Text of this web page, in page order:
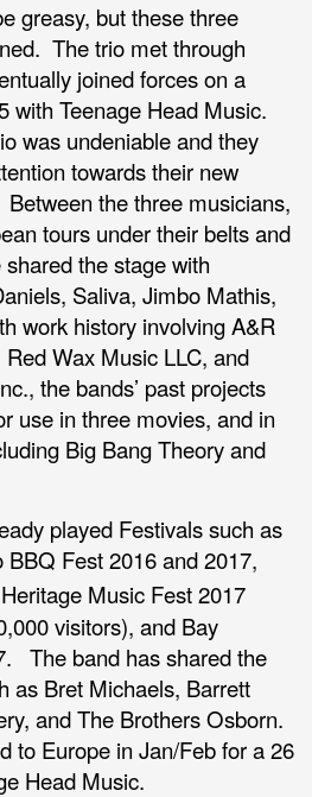
greasy, but these three
The trio met through
joined forces on a
with Teenage Head Music.
was undeniable and they
towards their new
the three musicians,
tours under their belts and
the stage with
Saliva, Jimbo Mathis,
work history involving A&R
Wax Music LLC, and
the bands’ past projects
use in three movies, and in
Big Bang Theory and
played Festivals such as
Fest 2016 and 2017,
Music Fest 2017
visitors), and Bay
The band has shared the
as Bret Michaels, Barrett
and The Brothers Osborn.
to Europe in Jan/Feb for a 26
Head Music.